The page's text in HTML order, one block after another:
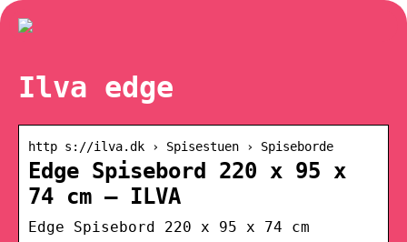
Ilva edge
http s://ilva.dk › Spisestuen › Spiseborde
Edge Spisebord 220 x 95 x
74 cm – ILVA
Edge Spisebord 220 x 95 x 74 cm